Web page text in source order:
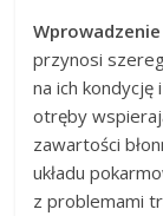
przynosi
na ich
otręby
zawartości
układu
z problemami